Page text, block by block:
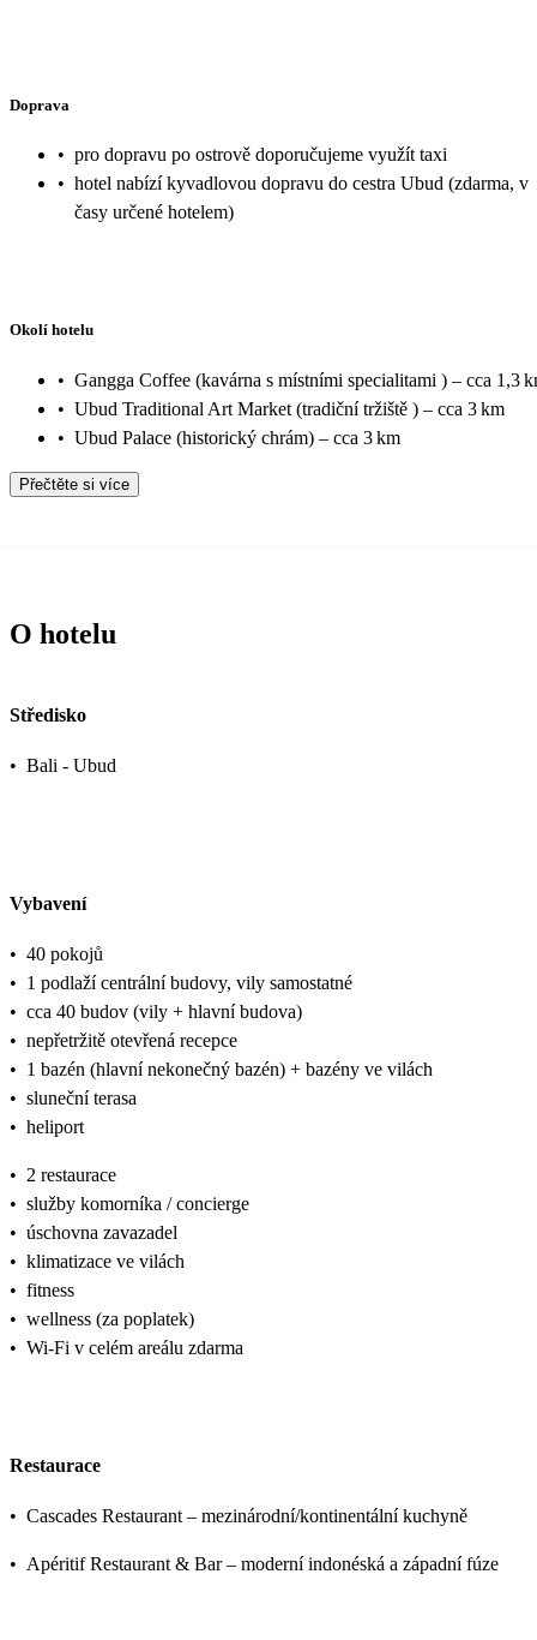
Doprava
• pro dopravu po ostrově doporučujeme využít taxi
• hotel nabízí kyvadlovou dopravu do cestra Ubud (zdarma, v
časy určené hotelem)
Okolí hotelu
• Gangga Coffee (kavárna s místními specialitami ) – cca 1,3
• Ubud Traditional Art Market (tradiční tržiště ) – cca 3 km
• Ubud Palace (historický chrám) – cca 3 km
Přečtěte si více
O hotelu
Středisko
• Bali - Ubud
Vybavení
• 40 pokojů
• 1 podlaží centrální budovy, vily samostatné
• cca 40 budov (vily + hlavní budova)
• nepřetržitě otevřená recepce
• 1 bazén (hlavní nekonečný bazén) + bazény ve vilách
• sluneční terasa
• heliport
• 2 restaurace
• služby komorníka / concierge
• úschovna zavazadel
• klimatizace ve vilách
• fitness
• wellness (za poplatek)
• Wi‑Fi v celém areálu zdarma
Restaurace
• Cascades Restaurant – mezinárodní/kontinentální kuchyně
• Apéritif Restaurant & Bar – moderní indonéská a západní fúze